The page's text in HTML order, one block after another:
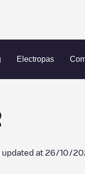
Electropas
KSW FKT - LP 22
updated at 26/10/